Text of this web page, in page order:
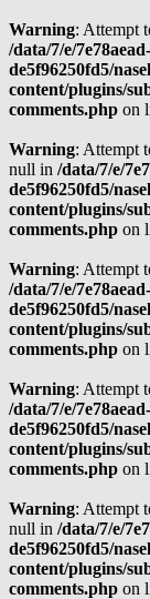
Warning: Attempt
/data/7/e/
de5f96250fd5/
content/plugins/
comments.php on
Warning: Attempt
null in /data/7/e/
de5f96250fd5/
content/plugins/
comments.php on
Warning: Attempt
/data/7/e/
de5f96250fd5/
content/plugins/
comments.php on
Warning: Attempt
/data/7/e/
de5f96250fd5/
content/plugins/
comments.php on
Warning: Attempt
null in /data/7/e/
de5f96250fd5/
content/plugins/
comments.php on